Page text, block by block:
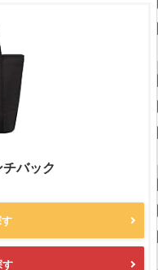
バック
す